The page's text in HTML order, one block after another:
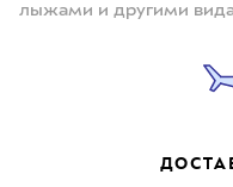
лыжами и другими